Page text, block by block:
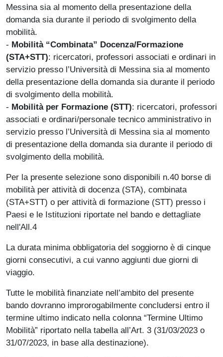
Messina sia al momento della presentazione della
domanda sia durante il periodo di svolgimento della
mobilità.
- Mobilità “Combinata” Docenza/Formazione
(STA+STT): ricercatori, professori associati e ordinari in
servizio presso l’Università di Messina sia al momento
della presentazione della domanda sia durante il periodo
di svolgimento della mobilità.
- Mobilità per Formazione (STT): ricercatori, professori
associati e ordinari/personale tecnico amministrativo in
servizio presso l’Università di Messina sia al momento
di presentazione della domanda sia durante il periodo di
svolgimento della mobilità.
Per la presente selezione sono disponibili n.40 borse di
mobilità per attività di docenza (STA), combinata
(STA+STT) o per attività di formazione (STT) presso i
Paesi e le Istituzioni riportate nel bando e dettagliate
nell'All.4
La durata minima obbligatoria del soggiorno è di cinque
giorni consecutivi, a cui vanno aggiunti due giorni di
viaggio.
Tutte le mobilità finanziate nell’ambito del presente
bando dovranno improrogabilmente concludersi entro il
termine ultimo indicato nella colonna “Termine Ultimo
Mobilità” riportato nella tabella all’Art. 3 (31/03/2023 o
31/07/2023, in base alla destinazione).